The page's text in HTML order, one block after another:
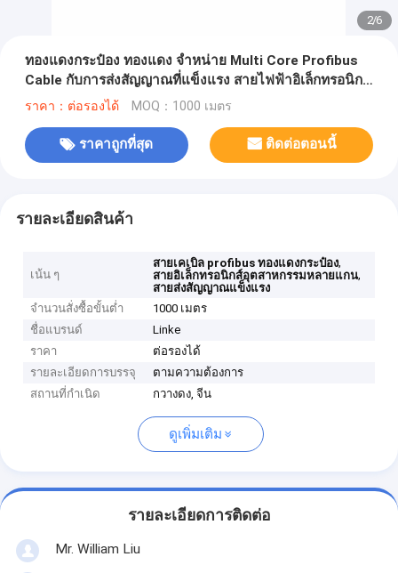
2/6
ทองแดงกระป๋อง ทองแดง จําหน่าย Multi Core Profibus
Cable กับการส่งสัญญาณที่แข็งแรง สายไฟฟ้าอิเล็กทรอนิกส์
อุตสาหกรรม
ราคา：ต่อรองได้ MOQ：1000 เมตร
ราคาถูกที่สุด ติดต่อตอนนี้
รายละเอียดสินค้า
เน้น ๆ
สายเคเบิล profibus ทองแดงกระป๋อง,
สายอิเล็กทรอนิกส์อุตสาหกรรมหลายแกน,
สายส่งสัญญาณแข็งแรง
จำนวนสั่งซื้อขั้นต่ำ
1000 เมตร
ชื่อแบรนด์
Linke
ราคา
ต่อรองได้
รายละเอียดการบรรจุ
ตามความต้องการ
สถานที่กำเนิด
กวางดง, จีน
ดูเพิ่มเติม
รายละเอียดการติดต่อ
Mr. William Liu